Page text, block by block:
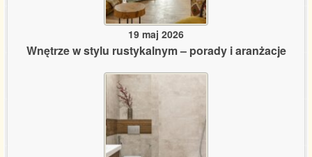
19 maj 2026
Wnętrze w stylu rustykalnym – porady i aranżacje